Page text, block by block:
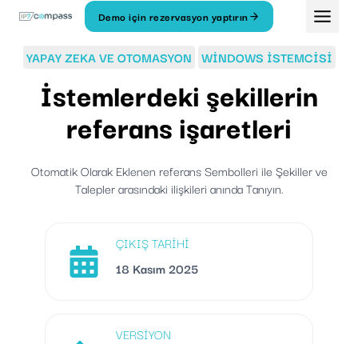
İçeriğe
Demo için rezervasyon yaptırın
YAPAY ZEKA VE OTOMASYON WINDOWS ISTEMCISI
İstemlerdeki şekillerin
referans işaretleri
Otomatik Olarak Eklenen referans Sembolleri ile Şekiller ve
Talepler arasındaki ilişkileri anında Tanıyın.
ÇIKIŞ TARIHI
18 Kasım 2025
VERSIYON